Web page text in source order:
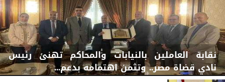
نقابة العاملين بالنيابات والمحاكم تهنئ رئيس
نادي قضاة مصر.. وتثمن اهتمامه بدعم...